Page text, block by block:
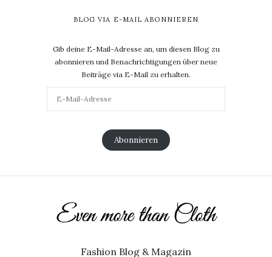
BLOG VIA E-MAIL ABONNIEREN
Gib deine E-Mail-Adresse an, um diesen Blog zu
abonnieren und Benachrichtigungen über neue
Beiträge via E-Mail zu erhalten.
Abonnieren
Fashion Blog & Magazin